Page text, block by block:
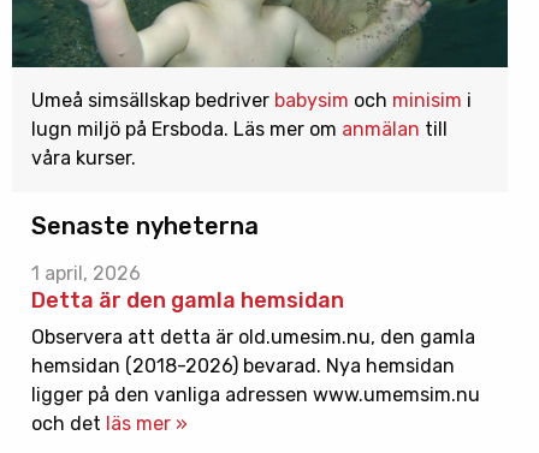
Umeå simsällskap bedriver babysim och minisim i
lugn miljö på Ersboda. Läs mer om anmälan till
våra kurser.
Senaste nyheterna
1 april, 2026
Detta är den gamla hemsidan
Observera att detta är old.umesim.nu, den gamla
hemsidan (2018-2026) bevarad. Nya hemsidan
ligger på den vanliga adressen www.umemsim.nu
och det läs mer »